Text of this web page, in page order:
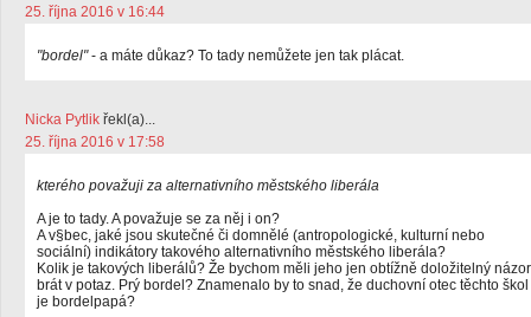
25. října 2016 v 16:44
"bordel"- a máte důkaz? To tady nemůžete jen tak plácat.
Nicka Pytlik řekl(a)...
25. října 2016 v 17:58
kterého považuji za alternativního městského liberála
A je to tady. A považuje se za něj i on?
A v§bec, jaké jsou skutečné či domnělé (antropologické, kulturní nebo
sociální) indikátory takového alternativního městského liberála?
Kolik je takových liberálů? Že bychom měli jeho jen obtížně doložitelný názor
brát v potaz. Prý bordel? Znamenalo by to snad, že duchovní otec těchto škol
je bordelpapá?